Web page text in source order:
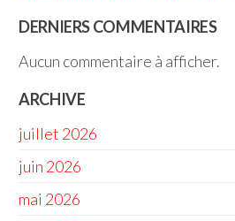
DERNIERS COMMENTAIRES
Aucun commentaire à afficher.
ARCHIVE
juillet 2026
juin 2026
mai 2026